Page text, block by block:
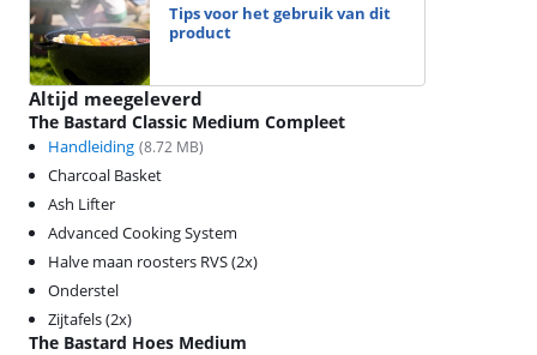
Tips voor het gebruik van dit
product
Altijd meegeleverd
The Bastard Classic Medium Compleet
Handleiding (8.72 MB)
Charcoal Basket
Ash Lifter
Advanced Cooking System
Halve maan roosters RVS (2x)
Onderstel
Zijtafels (2x)
The Bastard Hoes Medium